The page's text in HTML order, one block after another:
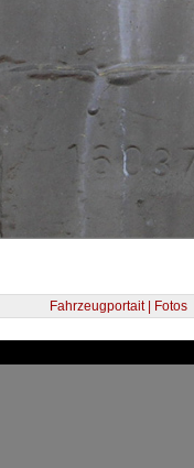
Fahrzeugportait | Fotos